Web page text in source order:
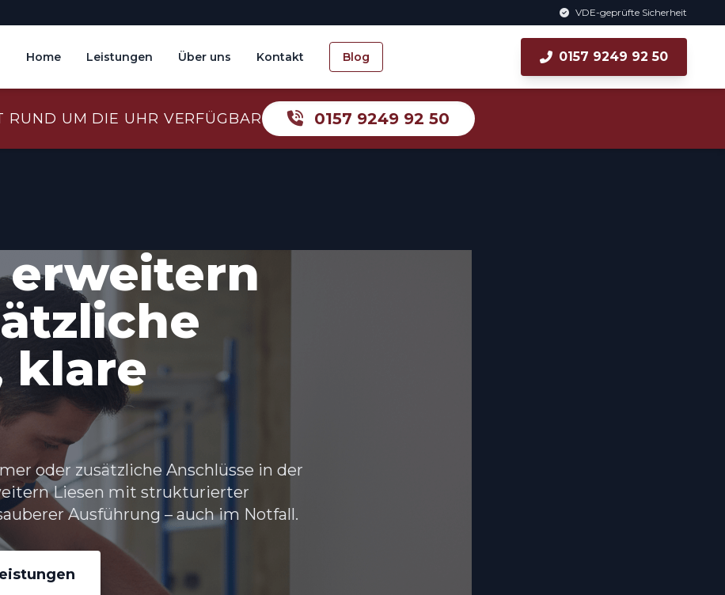
VDE-geprüfte Sicherheit
Home Leistungen Über uns Kontakt Blog 0157 9249 92 50
RUND UM DIE UHR VERFÜGBAR 0157 9249 92 50
erweitern
klare
oder zusätzliche Anschlüsse in der
Liesen mit strukturierter
Ausführung – auch im Notfall.